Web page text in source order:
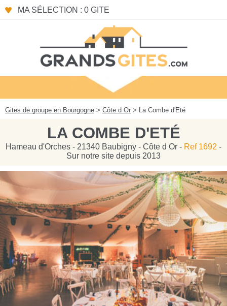
MA SÉLECTION : 0 GITE
Gites de groupe en Bourgogne > Côte d Or > La Combe d'Eté
LA COMBE D'ETÉ
Hameau d'Orches - 21340 Baubigny - Côte d Or - Ref 1692 -
Sur notre site depuis 2013
Panneau de gestion des cookies